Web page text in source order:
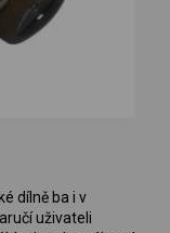
dílně ba i v
uživateli